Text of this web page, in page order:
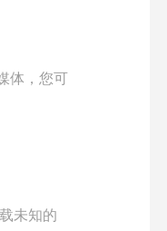
体，您可
未知的